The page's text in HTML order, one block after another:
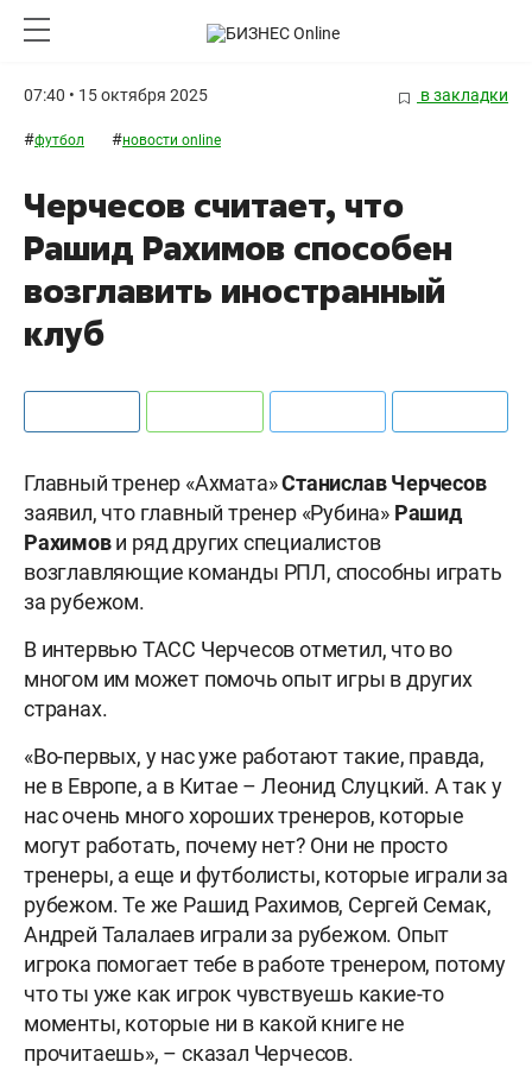
07:40 • 15 октября 2025 в закладки
#футбол #новости online
Черчесов считает, что
Рашид Рахимов способен
возглавить иностранный
клуб
Главный тренер «Ахмата»Станислав Черчесов
заявил, что главный тренер «Рубина» Рашид
Рахимови ряд других специалистов
возглавляющие команды РПЛ, способны играть
за рубежом.
В интервью ТАСС Черчесов отметил, что во
многом им может помочь опыт игры в других
странах.
«Во-первых, у нас уже работают такие, правда,
не в Европе, а в Китае – Леонид Слуцкий. А так у
нас очень много хороших тренеров, которые
могут работать, почему нет? Они не просто
тренеры, а еще и футболисты, которые играли за
рубежом. Те же Рашид Рахимов, Сергей Семак,
Андрей Талалаев играли за рубежом. Опыт
игрока помогает тебе в работе тренером, потому
что ты уже как игрок чувствуешь какие-то
моменты, которые ни в какой книге не
прочитаешь», – сказал Черчесов.